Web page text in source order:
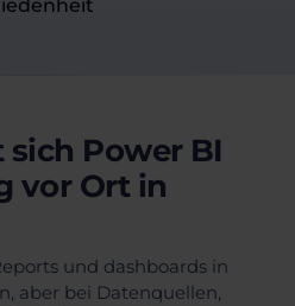
Power BI
vor Ort in
und dashboards in
aber bei Datenquellen,